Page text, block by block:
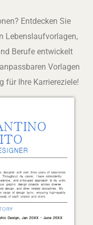
Entdecken Sie
Lebenslaufvorlagen,
Berufe entwickelt
Vorlagen
für Ihre Karriereziele!